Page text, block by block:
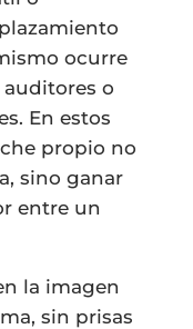
ocurre
o
En estos
propio no
sino ganar
entre un
la imagen
sin prisas